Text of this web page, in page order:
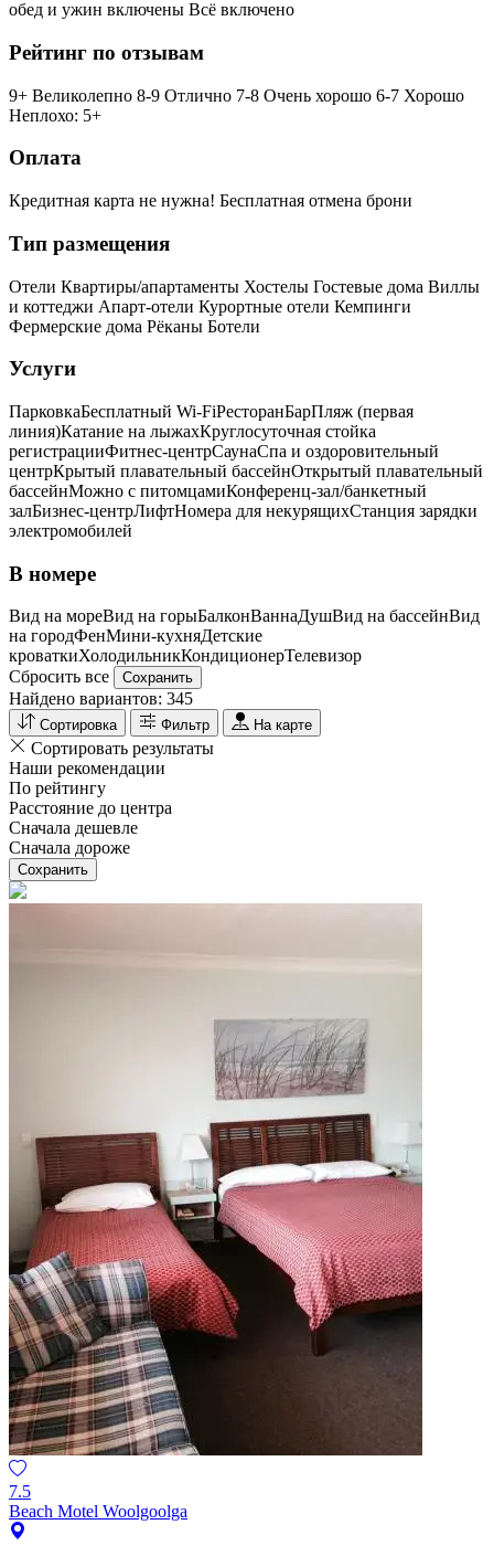
обед и ужин включены Всё включено
Рейтинг по отзывам
9+ Великолепно 8-9 Отлично 7-8 Очень хорошо 6-7 Хорошо
Неплохо: 5+
Оплата
Кредитная карта не нужна! Бесплатная отмена брони
Тип размещения
Отели Квартиры/апартаменты Хостелы Гостевые дома Виллы
и коттеджи Апарт-отели Курортные отели Кемпинги
Фермерские дома Рёканы Ботели
Услуги
ПарковкаБесплатный Wi-FiРесторанБарПляж (первая
линия)Катание на лыжахКруглосуточная стойка
регистрацииФитнес-центрСаунаСпа и оздоровительный
центрКрытый плавательный бассейнОткрытый плавательный
бассейнМожно с питомцамиКонференц-зал/банкетный
залБизнес-центрЛифтНомера для некурящихCтанция зарядки
электромобилей
В номере
Вид на мореВид на горыБалконВаннаДушВид на бассейнВид
на городФенМини-кухняДетские
кроваткиХолодильникКондиционерТелевизор
Сбросить все
Сохранить
Найдено вариантов: 345
Сортировка Фильтр На карте
Сортировать результаты
Наши рекомендации
По рейтингу
Расстояние до центра
Сначала дешевле
Сначала дороже
Сохранить
7.5
Beach Motel Woolgoolga